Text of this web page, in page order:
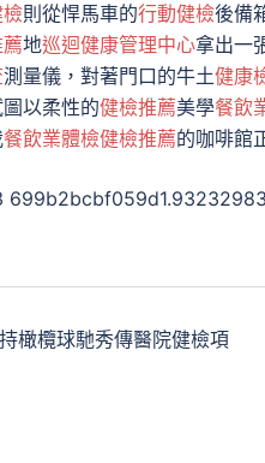
檢則從悍馬車的行動健檢後備
地巡迴健康管理中心拿出一
測量儀，對著門口的牛土健康
以柔性的健檢推薦美學餐飲
餐飲業體檢健檢推薦的咖啡館
699b2bcbf059d1.93232983
橄欖球馳秀傳醫院健檢項